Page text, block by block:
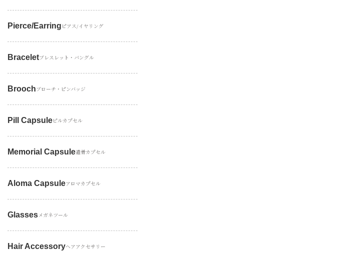
Pierce/earring ピアス/イヤリング
Braceletブレスレット・バングル
Broochブローチ・ピンバッジ
Pill Capsuleピルカプセル
Memorial Capsule遺骨カプセル
Aloma Capsuleアロマカプセル
Glassesメガネツール
Hair Accessoryヘアアクセサリー